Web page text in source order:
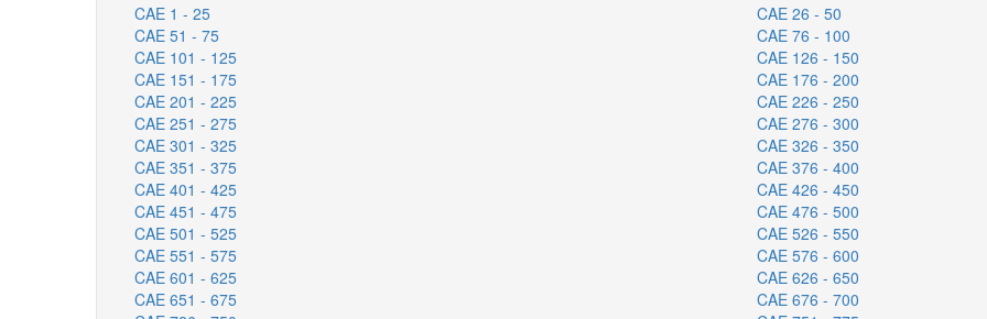
CAE 1 - 25
CAE 26 - 50
CAE 51 - 75
CAE 76 - 100
CAE 101 - 125
CAE 126 - 150
CAE 151 - 175
CAE 176 - 200
CAE 201 - 225
CAE 226 - 250
CAE 251 - 275
CAE 276 - 300
CAE 301 - 325
CAE 326 - 350
CAE 351 - 375
CAE 376 - 400
CAE 401 - 425
CAE 426 - 450
CAE 451 - 475
CAE 476 - 500
CAE 501 - 525
CAE 526 - 550
CAE 551 - 575
CAE 576 - 600
CAE 601 - 625
CAE 626 - 650
CAE 651 - 675
CAE 676 - 700